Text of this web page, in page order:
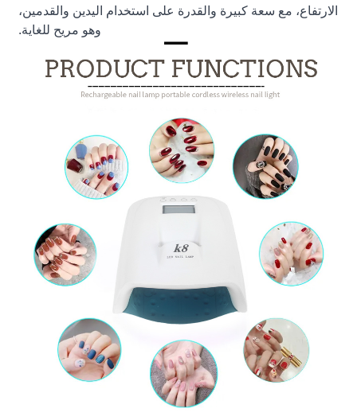
الارتفاع، مع سعة كبيرة والقدرة على استخدام اليدين والقدمين،
وهو مريح للغاية.